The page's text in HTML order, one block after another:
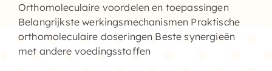
Orthomoleculaire voordelen en toepassingen
Belangrijkste werkingsmechanismen Praktische
orthomoleculaire doseringen Beste synergieën
met andere voedingsstoffen